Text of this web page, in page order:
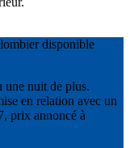
disponible
une nuit de plus.
en relation avec un
prix annoncé à